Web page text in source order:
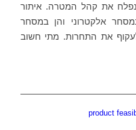
את קהל המטרה. איתור
אלקטרוני והן במסחר
את התחרות. מתי חשוב